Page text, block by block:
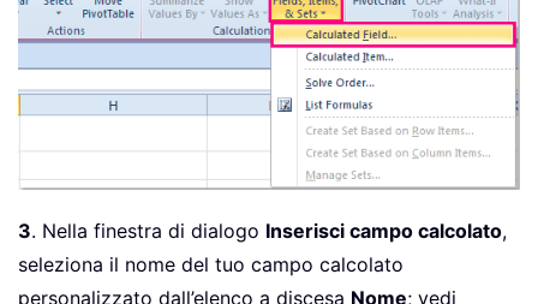
3. Nella finestra di dialogo Inserisci campo calcolato,
seleziona il nome del tuo campo calcolato
personalizzato dall’elenco a discesa Nome; vedi